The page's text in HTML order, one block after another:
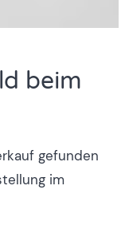
beim
gefunden
im